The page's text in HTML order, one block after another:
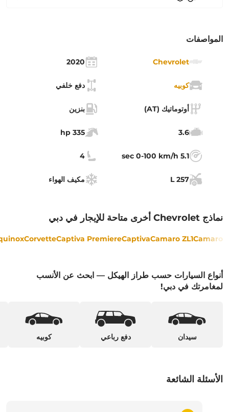
المواصفات
Chevrolet
2020
كوبيه دفع خلفي
أوتوماتيك (AT) بنزين
3.6
335 hp
5.1 sec 0-100 km/h
4
257 L مكيف الهواء
نماذج Chevrolet أخرى متاحة للإيجار في دبي
Camaro
Camaro ZL1
Captiva
Captiva Premiere
Corvette
أنواع السيارات حسب طراز الهيكل — ابحث عن الأنسب
لمغامرتك في دبي!
سيدان دفع رباعي كوبيه
الأسئلة الشائعة